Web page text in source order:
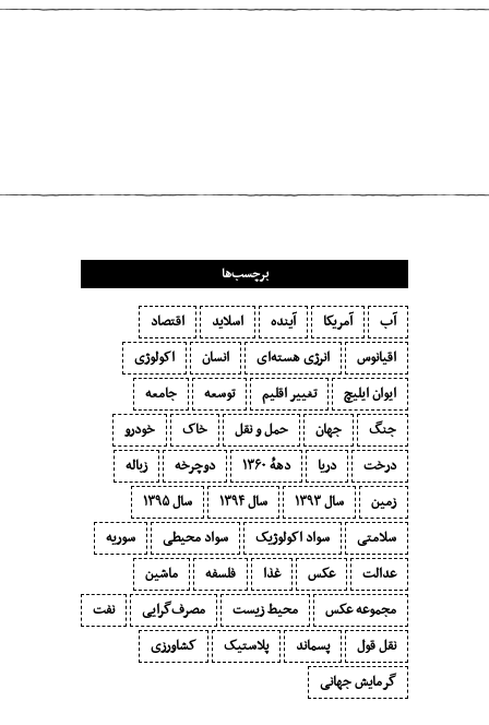
برچسب‌ها
آب آمریکا آینده اسلاید
اقتصاد
اقیانوس
انرژی هسته‌ای انسان
اکولوژی
ایوان ایلیچ
تغییر اقلیم توسعه
جامعه
جنگ
جهان حمل و نقل خاک
خودرو
درخت
دریا دههٔ ۱‍۳۶۰ دوچرخه
زباله
زمین
سال ۱۳۹۳ سال ۱۳۹۴
سال ۱۳۹۵
سلامتی
سواد اکولوژیک سواد محیطی
سوریه
عدالت
عکس غذا فلسفه
ماشین
مجموعه عکس
محیط زیست مصرف‌گرایی‬
نفت
نقل قول
پسماند پلاستیک
کشاورزی
گرمایش جهانی